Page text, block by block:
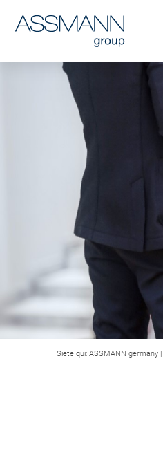
Siete qui: ASSMANN germany |